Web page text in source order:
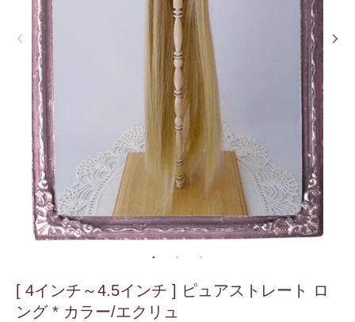
[ 4インチ～4.5インチ ] ピュアストレート ロ
ング * カラー/エクリュ